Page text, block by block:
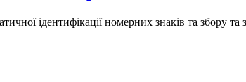
ідентифікації номерних знаків та збору та